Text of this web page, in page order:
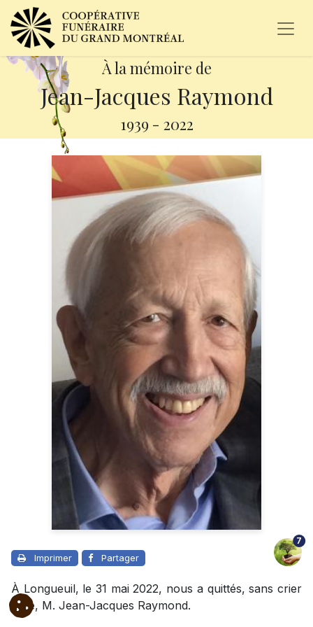
À la mémoire de
Jean-Jacques Raymond
1939 - 2022
Imprimer Partager
7
À Longueuil, le 31 mai 2022, nous a quittés, sans crier
gare, M. Jean-Jacques Raymond.